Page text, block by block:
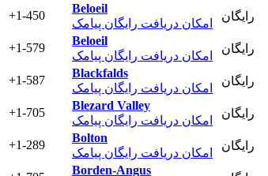
+1-450
Beloeil
امکان دریافت رایگان پیامک
رایگان
+1-579
Beloeil
امکان دریافت رایگان پیامک
رایگان
+1-587
Blackfalds
امکان دریافت رایگان پیامک
رایگان
+1-705
Blezard Valley
امکان دریافت رایگان پیامک
رایگان
+1-289
Bolton
امکان دریافت رایگان پیامک
رایگان
Borden-Angus